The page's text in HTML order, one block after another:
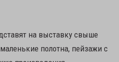
на выставку свыше
полотна, пейзажи с